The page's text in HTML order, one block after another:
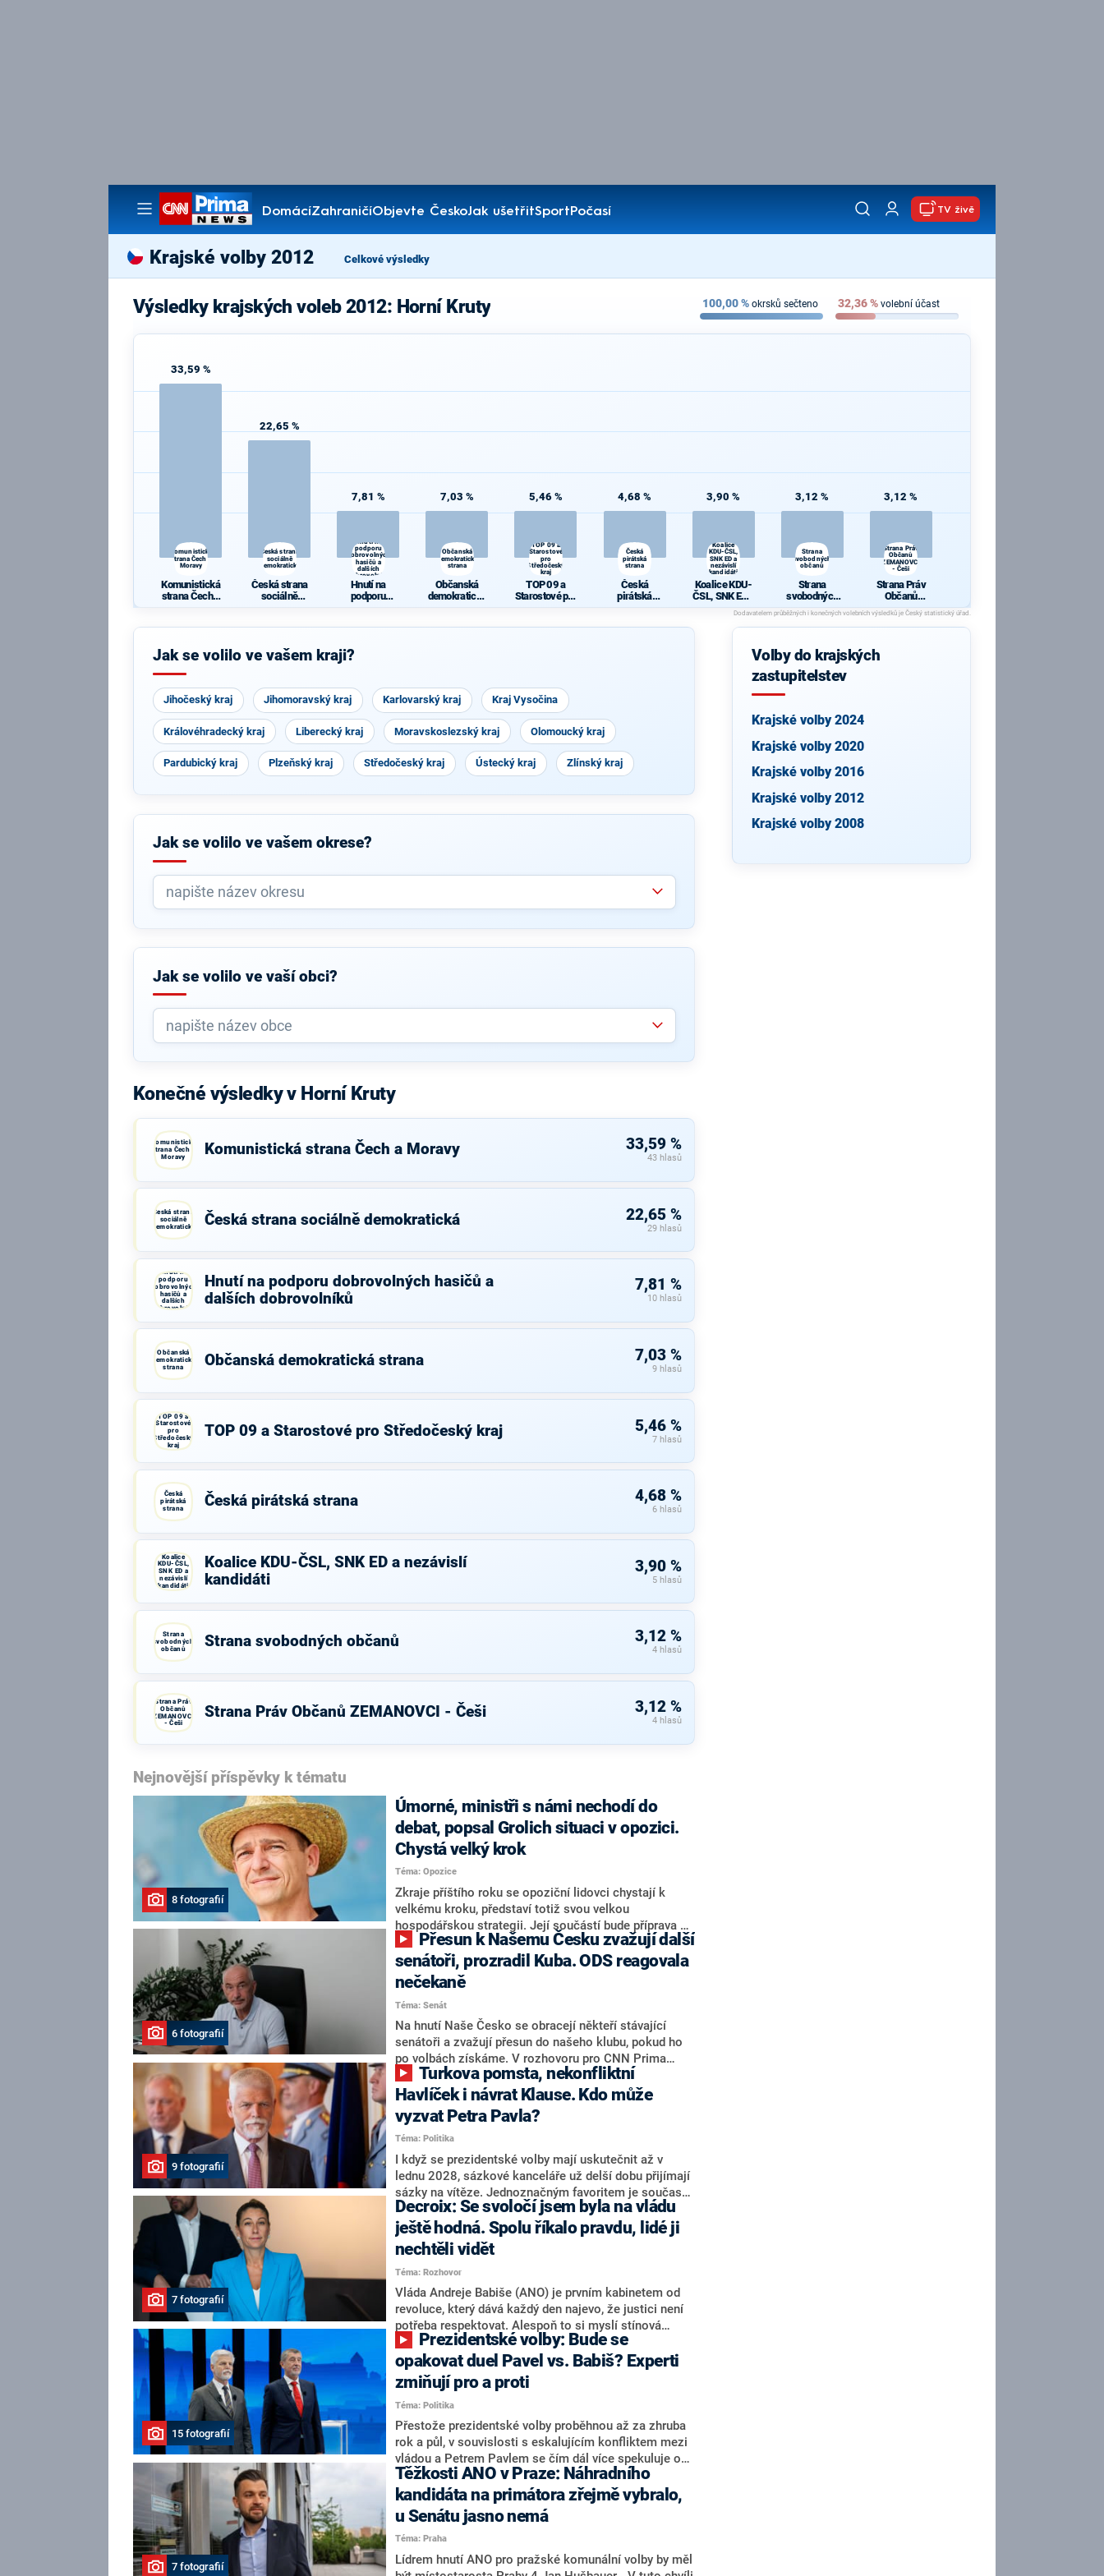
DomácíZahraničíObjevte ČeskoJak ušetřitSportPočasí
Pořady
TV živě
Krajské volby 2012 Celkové výsledky
Výsledky krajských voleb 2012: Horní Kruty 100,00% okrsků sečteno 32,36% volební účast
33,59 %
Komunistická
strana Čech a
Moravy
Komunistická
strana Čech a
22,65 %
Česká strana
sociálně
demokratická
Česká strana
sociálně
7,81 %
Hnutí na
podporu
dobrovolných
hasičů a
dalších
dobrovolníků
Hnutí na
podporu
dalších
7,03 %
Občanská
demokratická
strana
Občanská
demokratická
5,46 %
TOP 09 a
Starostové
pro
Středočeský
kraj
TOP 09 a
Starostové pro
4,68 %
Česká
pirátská
strana
Česká
pirátská
strana
3,90 %
Koalice
KDU-ČSL,
SNK ED a
nezávislí
kandidáti
Koalice KDU-
ČSL, SNK ED a
nezávislí
kandidáti
3,12 %
Strana
svobodných
občanů
Strana
svobodných
občanů
3,12 %
Strana Práv
Občanů
ZEMANOVCI
- Češi
Strana Práv
Občanů
ZEMANOVCI
- Češi
Jak se volilo ve vašem kraji?
Jihočeský kraj Jihomoravský kraj Karlovarský kraj Kraj Vysočina
Královéhradecký kraj Liberecký kraj Moravskoslezský kraj Olomoucký kraj
Pardubický kraj Plzeňský kraj Středočeský kraj Ústecký kraj Zlínský kraj
Jak se volilo ve vašem okrese?
Jak se volilo ve vaší obci?
Konečné výsledky v Horní Kruty
Komunistická
strana Čech a
Moravy
Komunistická strana Čech a Moravy 33,59 %
43 hlasů
Česká strana
sociálně
demokratická
Česká strana sociálně demokratická 22,65 %
29 hlasů
Hnutí na
podporu
dobrovolných
hasičů a
dalších
dobrovolníků
Hnutí na podporu dobrovolných hasičů a
dalších dobrovolníků
7,81 %
10 hlasů
Občanská
demokratická
strana
Občanská demokratická strana 7,03 %
9 hlasů
TOP 09 a
Starostové
pro
Středočeský
kraj
TOP 09 a Starostové pro Středočeský kraj 5,46 %
7 hlasů
Česká
pirátská
strana
Česká pirátská strana 4,68 %
6 hlasů
Koalice
KDU-ČSL,
SNK ED a
nezávislí
kandidáti
Koalice KDU-ČSL, SNK ED a nezávislí
kandidáti
3,90 %
5 hlasů
Strana
svobodných
občanů
Strana svobodných občanů 3,12 %
4 hlasů
Strana Práv
Občanů
ZEMANOVCI
- Češi
Strana Práv Občanů ZEMANOVCI - Češi 3,12 %
4 hlasů
Nejnovější příspěvky k tématu
8 fotografií
Úmorné, ministři s námi nechodí do
debat, popsal Grolich situaci v opozici.
Chystá velký krok
Téma: Opozice
Zkraje příštího roku se opoziční lidovci chystají k
velkému kroku, představí totiž svou velkou
hospodářskou strategii. Její součástí bude příprava na
stárnutí populace, řekl ve středu na setkání s novináři
nový předseda lidovců Jan Grolich. Ten zároveň v
senátních volbách kandiduje ve Vyškově. Popsal i
aktivitu opozice, o níž vládní strany nebo političtí
komentátoři mluví jako o slabé a v defenzivě. „Je to
úmorná práce upozorňovat na chyby vlády. Ministři s
námi navíc nechodí do debat. Chceme ale ukazovat
svoje témata,“ odpověděl Grolich na dotaz CNN Prima
NEWS.
6 fotografií
senátoři, prozradil Kuba. ODS reagovala
nečekaně
Téma: Senát
Na hnutí Naše Česko se obracejí někteří stávající
senátoři a zvažují přesun do našeho klubu, pokud ho
po volbách získáme. V rozhovoru pro CNN Prima
NEWS to řekl zakladatel hnutí a jihočeský hejtman
Martin Kuba. Konkrétní nebyl, ale získat by takto mohl
například senátora Zdeňka Hrabu, který je dnes
součástí klubu ODS a TOP 09. Hraba to na dotaz
redakce nevyloučil. Předseda klubu senátorů ODS
Zdeněk Nytra redakci řekl, že počítá s odchodem
některých senátorů z klubu a že Naše Česko není
nepřítel, ale soupeř.
9 fotografií
Havlíček i návrat Klause. Kdo může
vyzvat Petra Pavla?
Téma: Politika
I když se prezidentské volby mají uskutečnit až v
lednu 2028, sázkové kanceláře už delší dobu přijímají
sázky na vítěze. Jednoznačným favoritem je současná
hlava státu Petr Pavel. Daleko za ním pak bookmakeři
zmiňují dva výrazné politiky ANO, tedy premiéra
Andreje Babiše a ministra průmyslu Karla Havlíčka.
Oblíbeným tipem samotných sázkařů je poslanec za
Motoristy Filip Turek. Politolog Jan Kubáček nicméně
o případné kandidatuře kohokoliv ze zmíněné trojice
značně pochybuje. Podle něj současná koalice dosud
nemá osobu, která by Pavlovi mohla konkurovat.
7 fotografií
Decroix: Se svoločí jsem byla na vládu
ještě hodná. Spolu říkalo pravdu, lidé ji
nechtěli vidět
Téma: Rozhovor
Vláda Andreje Babiše (ANO) je prvním kabinetem od
revoluce, který dává každý den najevo, že justici není
potřeba respektovat. Alespoň to si myslí stínová
ministryně spravedlnosti ODS Eva Decroix. V
rozhovoru pro CNN Prima NEWS si nebrala servítky
ohledně politického výkonu svého nástupce Jeronýma
Tejce (za ANO) či vládní zmocněnkyně pro lidská
práva Taťány Malé (ANO). Označením „svoloč“ na
adresu vlády prý byla ještě hodná. Decroix se také
vrátila k volební porážce koalice Spolu či promluvila o
hnutí Naše Česko Martina Kuby.
15 fotografií
opakovat duel Pavel vs. Babiš? Experti
zmiňují pro a proti
Téma: Politika
Přestože prezidentské volby proběhnou až za zhruba
rok a půl, v souvislosti s eskalujícím konfliktem mezi
vládou a Petrem Pavlem se čím dál více spekuluje o
tom, koho by do bitvy o Hrad mohla vyslat současná
koalice. Někteří političtí komentátoři znovu vytahují
jméno premiéra Andreje Babiše (ANO). Jak moc je
pravděpodobné, že se v prezidentských volbách 2028
bude znovu opakovat souboj z roku 2023?
7 fotografií
Těžkosti ANO v Praze: Náhradního
kandidáta na primátora zřejmě vybralo,
u Senátu jasno nemá
Téma: Praha
Lídrem hnutí ANO pro pražské komunální volby by měl
Volby do krajských
zastupitelstev
Krajské volby 2024
Krajské volby 2020
Krajské volby 2016
Krajské volby 2012
Krajské volby 2008